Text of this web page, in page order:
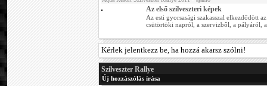
Az első szilveszteri képek
Az esti gyorsasági szakasszal elkezdődött
csütörtöki napról, a szervizből, a pályáról,
Kérlek jelentkezz be, ha hozzá akarsz szólni!
Szilveszter Rallye
Új hozzászólás írása